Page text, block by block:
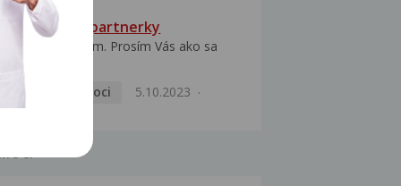
HPV typ 52 u partnerky
Dobrý deň prajem. Prosím Vás ako sa
Pohlavní nemoci
5.10.2023